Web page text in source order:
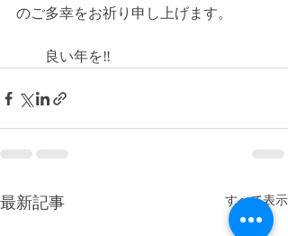
のご多幸をお祈り申し上げます。
良い年を‼️
最新記事 すべて表示